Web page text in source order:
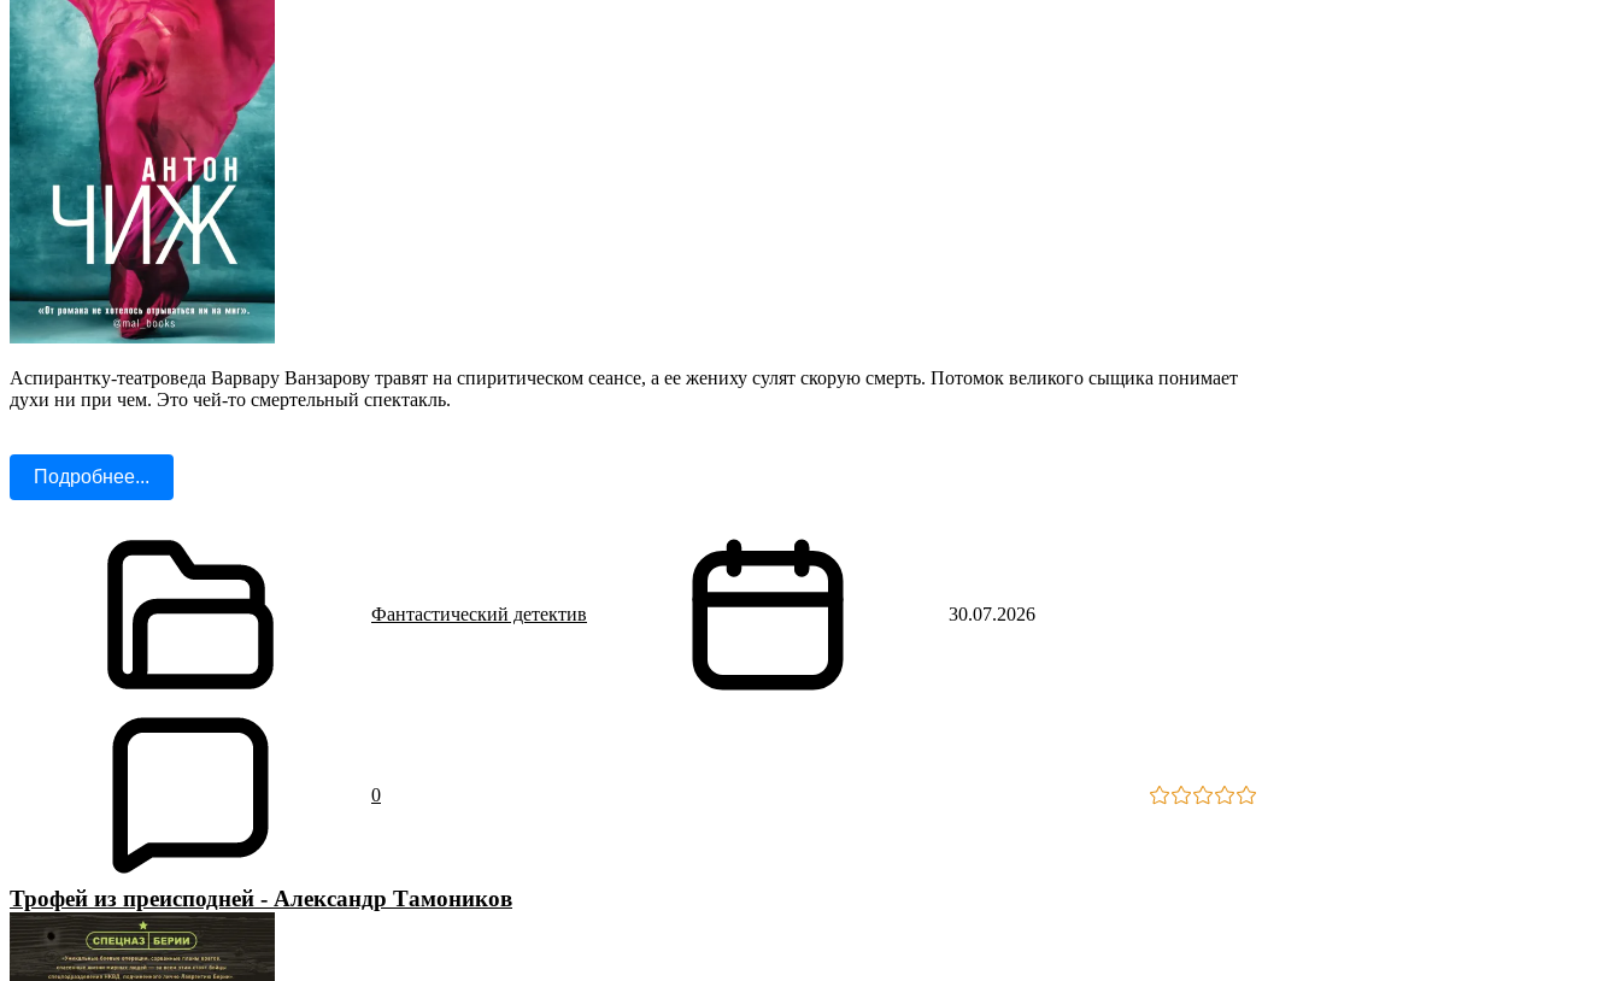
Аспирантку-театроведа Варвару Ванзарову травят на спиритическом сеансе, а ее жениху сулят скорую смерть. Потомок великого сыщика понимает
духи ни при чем. Это чей-то смертельный спектакль.
Подробнее...
Фантастический детектив 30.07.2026
0
Трофей из преисподней - Александр Тамоников